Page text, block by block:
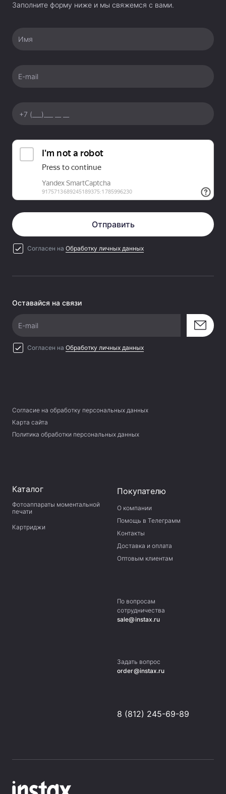
Заполните форму ниже и мы свяжемся с вами.
Имя
E-mail
Отправить
Согласен на Обработку личных данных
Оставайся на связи
E-mail
Согласен на Обработку личных данных
Согласие на обработку персональных данных
Карта сайта
Политика обработки персональных данных
Каталог
Фотоаппараты моментальной
печати
Картриджи
Покупателю
О компании
Помощь в Телеграмм
Контакты
Доставка и оплата
Оптовым клиентам
По вопросам
сотрудничества
sale@instax.ru
Задать вопрос
order@instax.ru
8 (812) 245-69-89